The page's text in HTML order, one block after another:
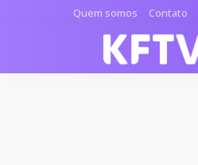
Quem somos Contato